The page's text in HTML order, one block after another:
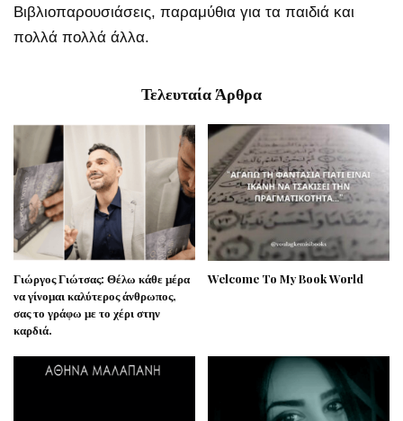
Βιβλιοπαρουσιάσεις, παραμύθια για τα παιδιά και
πολλά πολλά άλλα.
Τελευταία Άρθρα
Γιώργος Γιώτσας: Θέλω κάθε μέρα
να γίνομαι καλύτερος άνθρωπος,
σας το γράφω με το χέρι στην
καρδιά.
Welcome To My Book World